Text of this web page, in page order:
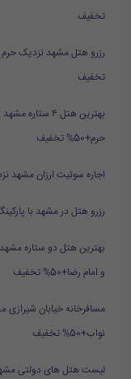
تخفیف
تخفیف
حرم+50% تخفیف
اجاره سوئیت ارزان مشهد نزدیک
رزرو هتل در مشهد با پارکینگ
بهترین هتل دو ستاره
و امام رضا+50% تخفیف
مسافرخانه خیابان
نواب+50% تخفیف
لیست هتل های دولتی